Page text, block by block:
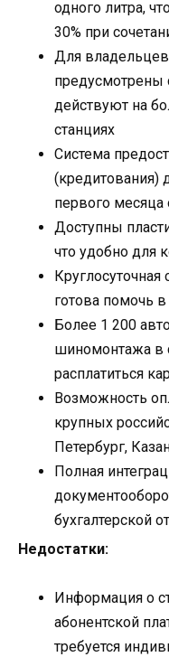
одного литра,
30% при
Для владельцев
предусмотрены
действуют на
станциях
Система
(кредитования)
первого месяца
Доступны
что удобно для
готова помочь
Более 1 200
шиномонтажа в
расплатиться
Возможность
крупных
Петербург,
Полная
бухгалтерской
Недостатки:
Информация о
абонентской
требуется